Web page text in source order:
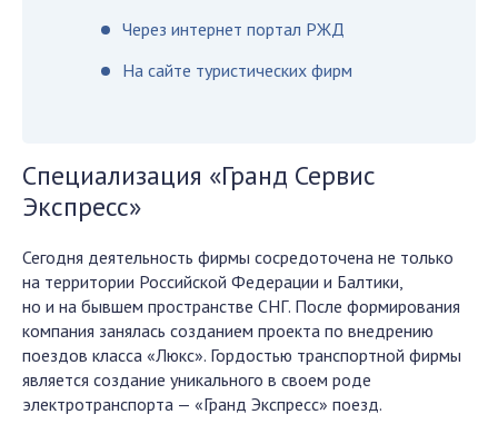
Через интернет портал РЖД
На сайте туристических фирм
Специализация «Гранд Сервис
Экспресс»
Сегодня деятельность фирмы сосредоточена не только
на территории Российской Федерации и Балтики,
но и на бывшем пространстве СНГ. После формирования
компания занялась созданием проекта по внедрению
поездов класса «Люкс». Гордостью транспортной фирмы
является создание уникального в своем роде
электротранспорта — «Гранд Экспресс» поезд.